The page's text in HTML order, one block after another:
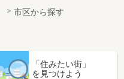
市区から探す
「住みたい街」
を見つけよう